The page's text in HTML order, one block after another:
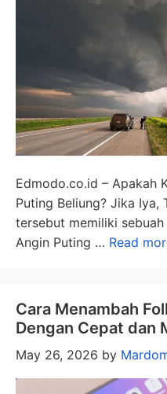
Edmodo.co.id – Apakah
Puting Beliung? Jika Iya,
tersebut memiliki
Angin Puting … Read
Cara Menambah
Dengan Cepat dan
May 26, 2026 by